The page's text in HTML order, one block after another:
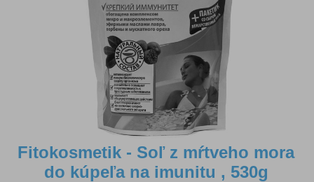
Fitokosmetik - Soľ z mŕtveho mora
do kúpeľa na imunitu , 530g